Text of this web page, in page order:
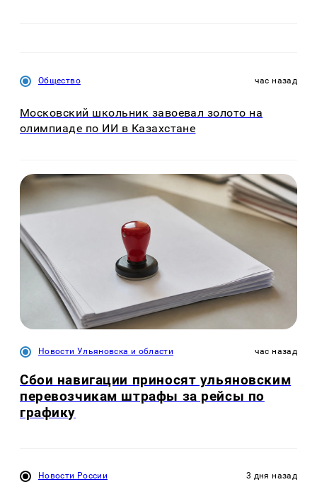
Общество час назад
Московский школьник завоевал золото на
олимпиаде по ИИ в Казахстане
Новости Ульяновска и области час назад
Сбои навигации приносят ульяновским
перевозчикам штрафы за рейсы по
графику
Новости России 3 дня назад